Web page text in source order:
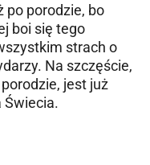
po porodzie, bo
boi się tego
strach o
Na szczęście,
jest już
Świecia.